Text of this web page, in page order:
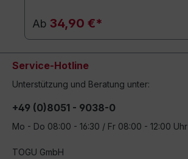
Ab 34,90 €*
Service-Hotline
Unterstützung und Beratung unter:
+49 (0)8051 - 9038-0
Mo - Do 08:00 - 16:30 / Fr 08:00 - 12:00 Uhr
TOGU GmbH